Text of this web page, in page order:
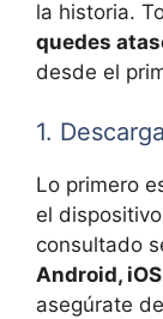
la historia.
quedes
desde el
1.
Lo primero
el
consultado
Android,
asegúrate